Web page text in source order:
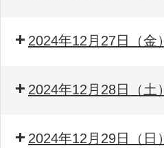
2024年12月27日（金）
2024年12月28日（土）
2024年12月29日（日）